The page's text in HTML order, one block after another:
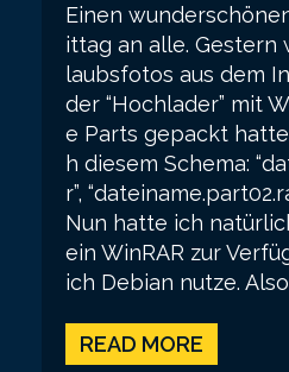
Einen
ittag an alle. Gestern
laubsfotos aus dem
der “Hochlader” mit
e Parts gepackt
h diesem Schema:
r”,
Nun hatte ich
ein WinRAR zur
ich Debian nutze.
READ MORE